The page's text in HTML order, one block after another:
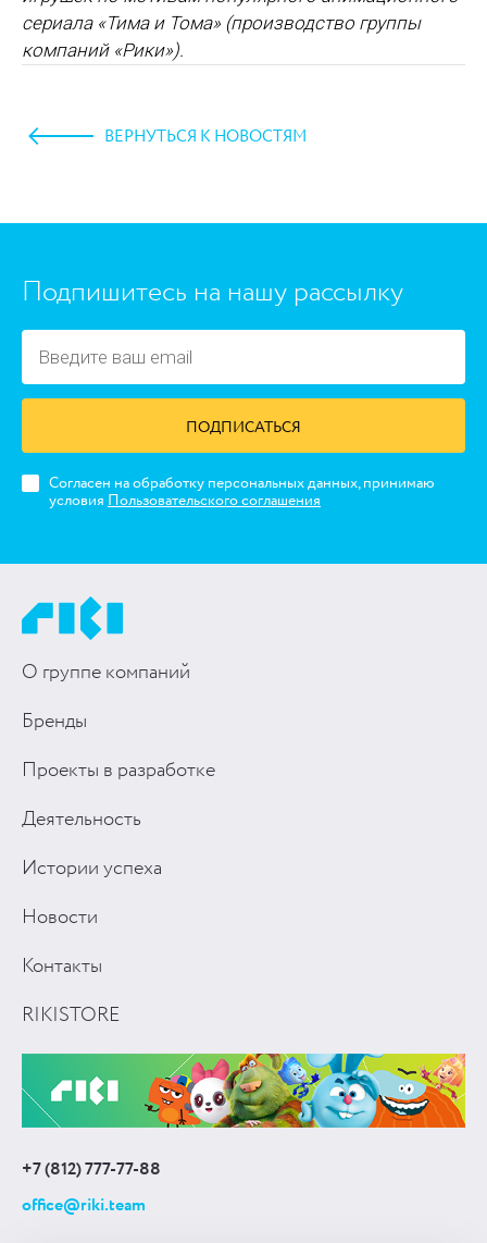
сериала «Тима и Тома» (производство группы
компаний «Рики»).
https://www.high-endrolex.com/45
ВЕРНУТЬСЯ К НОВОСТЯМ
Подпишитесь на нашу рассылку
ПОДПИСАТЬСЯ
Согласен на обработку персональных данных, принимаю
условия Пользовательского соглашения
О группе компаний
Бренды
Проекты в разработке
Деятельность
Истории успеха
Новости
Контакты
RIKISTORE
+7 (812) 777-77-88
office@riki.team